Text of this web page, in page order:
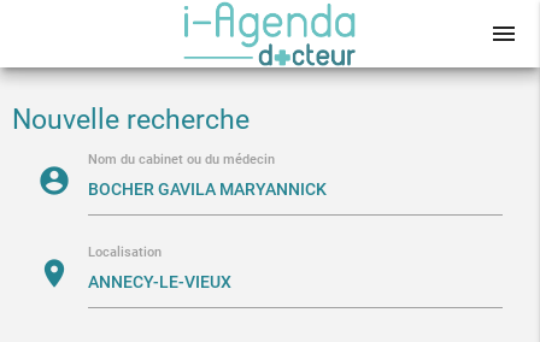
menu
Nouvelle recherche
account_circle
Nom du cabinet ou du médecin
location_on
Localisation